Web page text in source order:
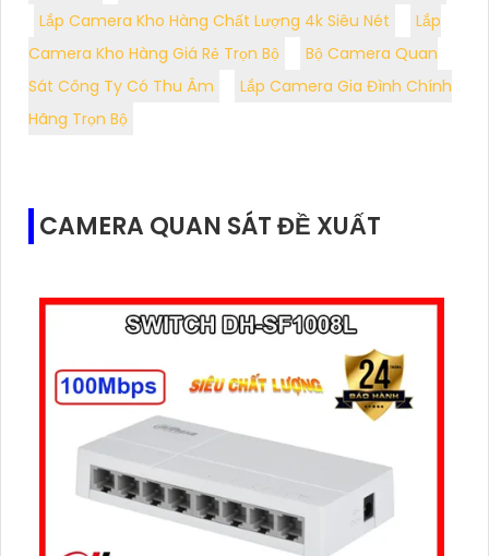
Lắp Camera Kho Hàng Chất Lượng 4k Siêu Nét
Lắp
Camera Kho Hàng Giá Rẻ Trọn Bộ
Bộ Camera Quan
Sát Công Ty Có Thu Âm
Lắp Camera Gia Đình Chính
Hãng Trọn Bộ
CAMERA QUAN SÁT ĐỀ XUẤT